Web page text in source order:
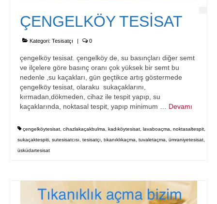
ÇENGELKÖY TESİSAT
Kategori: Tesisatçı | 0
çengelköy tesisat. çengelköy de, su basınçları diğer semt
ve ilçelere göre basınç oranı çok yüksek bir semt bu
nedenle ,su kaçakları, gün geçtikce artış göstermede
çengelköy tesisat, olaraku sukaçaklarını,
kırmadan,dökmeden, cihaz ile tespit yapıp, su
kaçaklarında, noktasal tespit, yapıp minimum … Devamı
çengelköytesisat cihazlakaçakbulma kadıköytesisat lavaboaçma noktasaltespit
sukaçaktespiti sutesisatcısı tesisatçı tıkanıklıkaçma tuvaletaçma ümraniyetesisat
üsküdartesisat